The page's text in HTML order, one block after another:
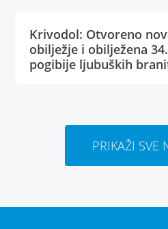
Krivodol: Otvoreno
obilježje i obilježena
pogibije ljubuških
PRIKAŽI SVE